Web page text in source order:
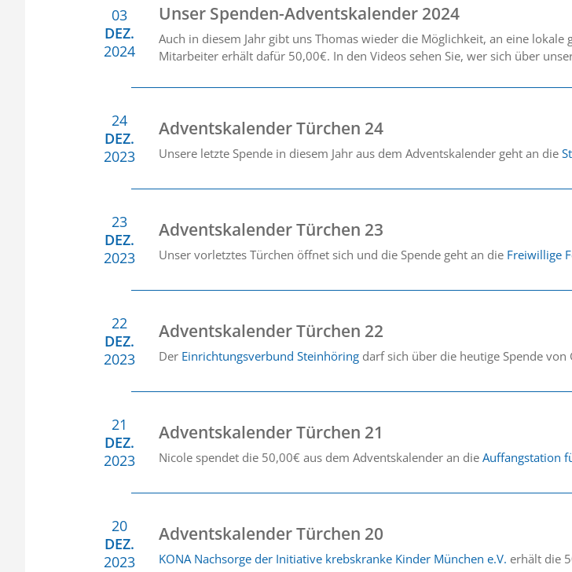
03
DEZ.
2024
Unser Spenden-Adventskalender 2024
Auch in diesem Jahr gibt uns Thomas wieder die Möglichkeit, an eine
Mitarbeiter erhält dafür 50,00€. In den Videos sehen Sie, wer sich über
24
DEZ.
2023
Adventskalender Türchen 24
Unsere letzte Spende in diesem Jahr aus dem Adventskalender geht an die
23
DEZ.
2023
Adventskalender Türchen 23
Unser vorletztes Türchen öffnet sich und die Spende geht an die Freiwillige
22
DEZ.
2023
Adventskalender Türchen 22
Der Einrichtungsverbund Steinhöring darf sich über die heutige Spende von
21
DEZ.
2023
Adventskalender Türchen 21
Nicole spendet die 50,00€ aus dem Adventskalender an die Auffangstation
20
DEZ.
2023
Adventskalender Türchen 20
KONA Nachsorge der Initiative krebskranke Kinder München e.V. erhält die